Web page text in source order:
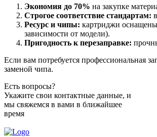
Экономия до 70% на закупке
Строгое соответствие стандартам:
Ресурс и чипы: картриджи
зависимости от модели).
Пригодность к перезаправке:
Если вам потребуется профессиональная
заменой чипа.
Есть вопросы?
Укажите свои контактные данные, и
мы свяжемся в вами в ближайшее
время